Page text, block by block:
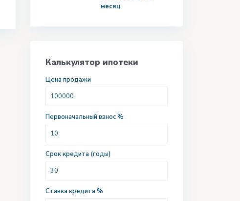
месяц
Калькулятор ипотеки
Цена продажи
Первоначальный взнос %
Срок кредита (годы)
Ставка кредита %